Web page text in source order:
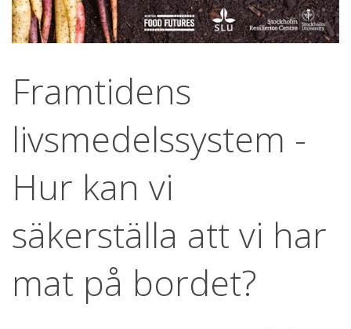
Framtidens
livsmedelssystem -
Hur kan vi
säkerställa att vi har
mat på bordet?